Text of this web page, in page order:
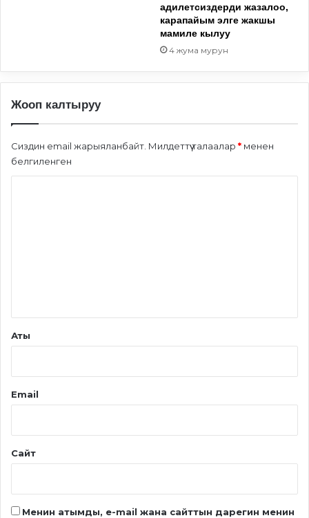
адилетсиздерди жазалоо,
карапайым элге жакшы
мамиле кылуу
4 жума мурун
Жооп калтыруу
Сиздин email жарыяланбайт. Милдеттүү талаалар * менен
белгиленген
Аты
Email
Сайт
Менин атымды, e-mail жана сайттын дарегин менин